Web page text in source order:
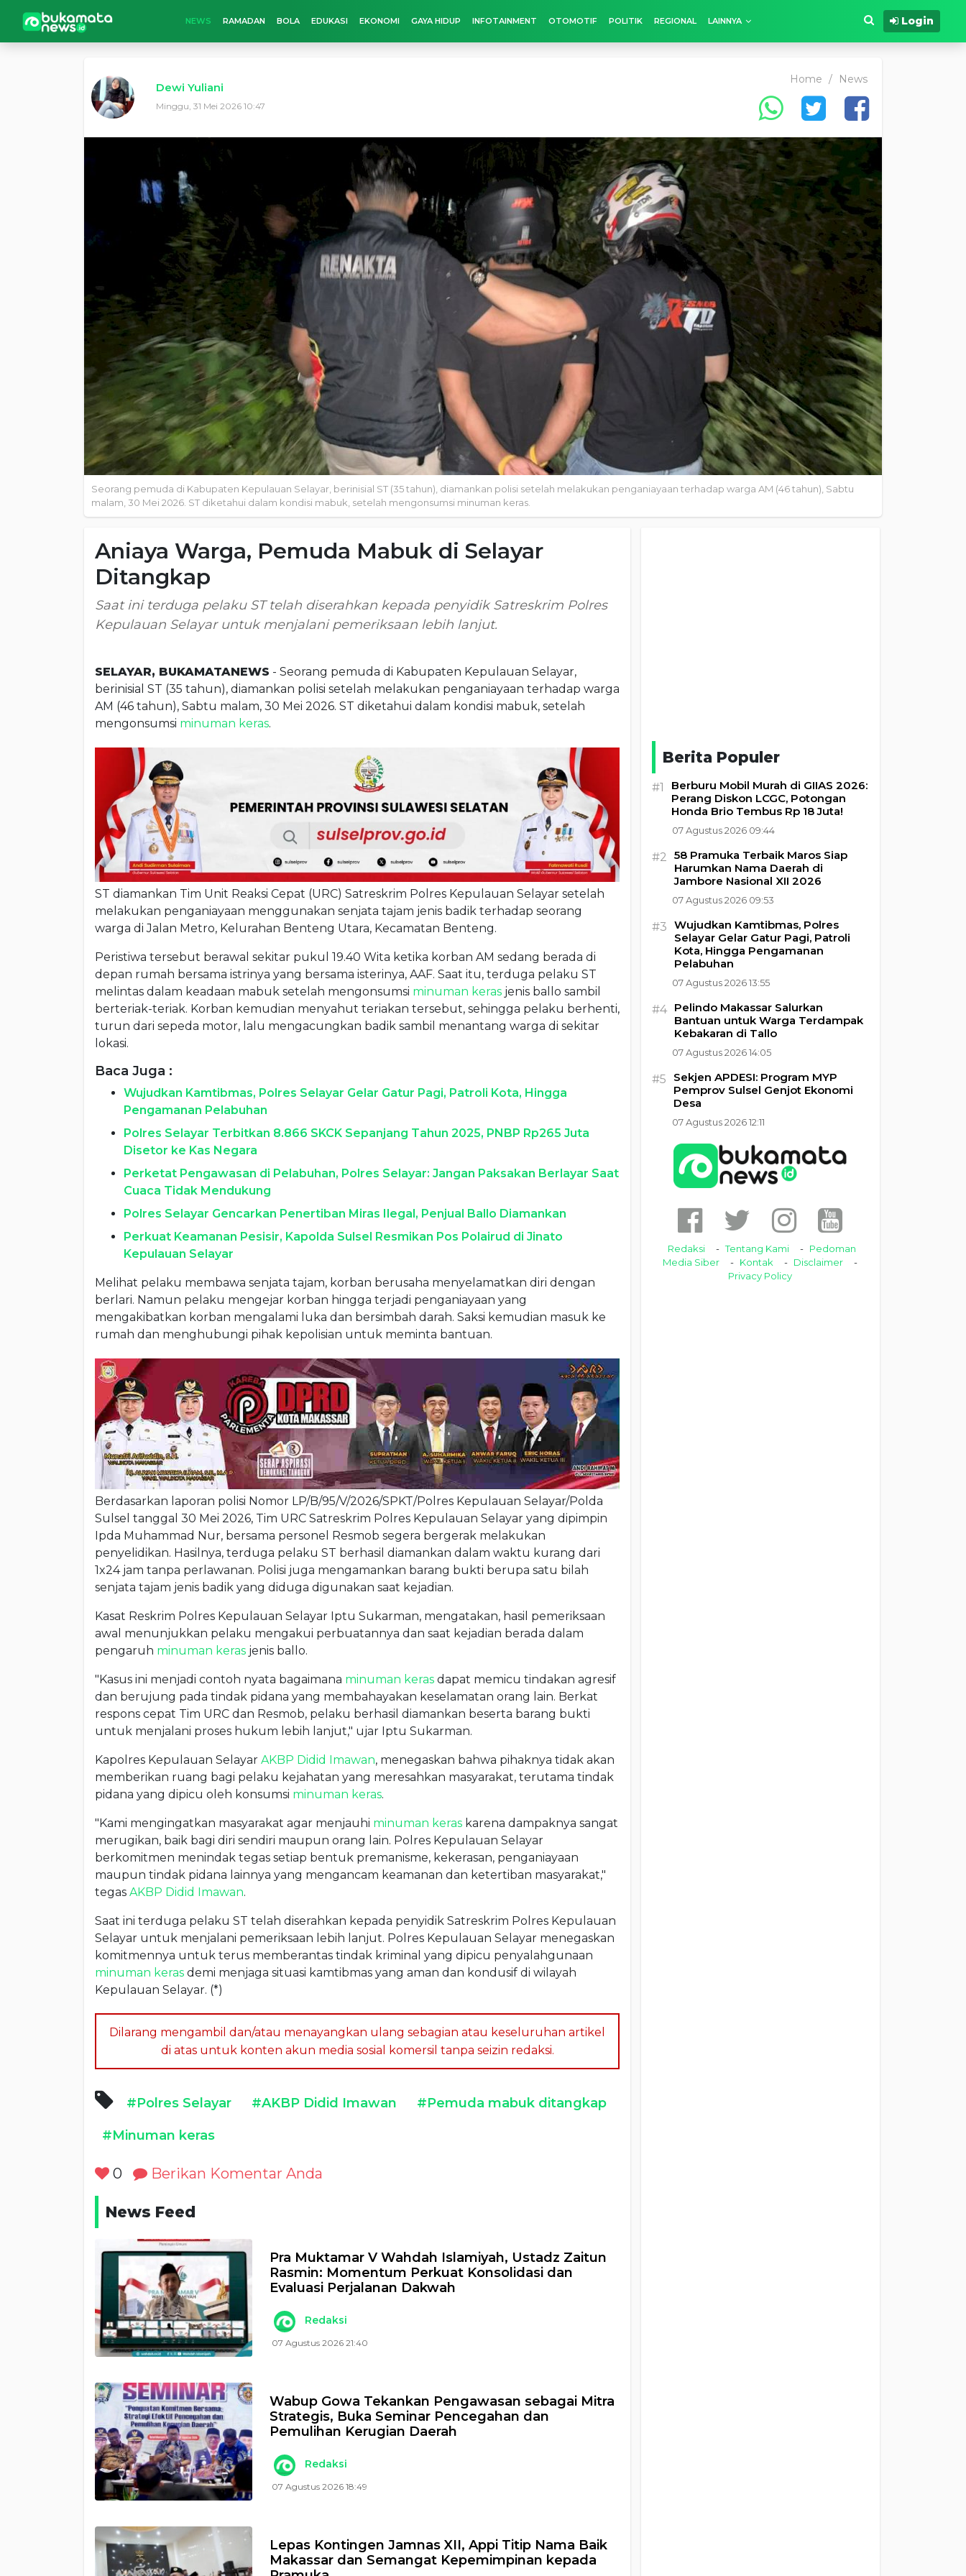
NEWS RAMADAN BOLA EDUKASI EKONOMI GAYA HIDUP INFOTAINMENT OTOMOTIF POLITIK REGIONAL LAINNYA Login
Dewi Yuliani
Minggu, 31 Mei 2026 10:47
Home / News
Seorang pemuda di Kabupaten Kepulauan Selayar, berinisial ST (35 tahun), diamankan polisi setelah melakukan penganiayaan terhadap warga AM (46 tahun), Sabtu
malam, 30 Mei 2026. ST diketahui dalam kondisi mabuk, setelah mengonsumsi minuman keras.
Aniaya Warga, Pemuda Mabuk di Selayar
Ditangkap
Saat ini terduga pelaku ST telah diserahkan kepada penyidik Satreskrim Polres
Kepulauan Selayar untuk menjalani pemeriksaan lebih lanjut.
SELAYAR, BUKAMATANEWS - Seorang pemuda di Kabupaten Kepulauan Selayar,
berinisial ST (35 tahun), diamankan polisi setelah melakukan penganiayaan terhadap warga
AM (46 tahun), Sabtu malam, 30 Mei 2026. ST diketahui dalam kondisi mabuk, setelah
mengonsumsi minuman keras.
ST diamankan Tim Unit Reaksi Cepat (URC) Satreskrim Polres Kepulauan Selayar setelah
melakukan penganiayaan menggunakan senjata tajam jenis badik terhadap seorang
warga di Jalan Metro, Kelurahan Benteng Utara, Kecamatan Benteng.
Peristiwa tersebut berawal sekitar pukul 19.40 Wita ketika korban AM sedang berada di
depan rumah bersama istrinya yang bersama isterinya, AAF. Saat itu, terduga pelaku ST
melintas dalam keadaan mabuk setelah mengonsumsi minuman keras jenis ballo sambil
berteriak-teriak. Korban kemudian menyahut teriakan tersebut, sehingga pelaku berhenti,
turun dari sepeda motor, lalu mengacungkan badik sambil menantang warga di sekitar
lokasi.
Baca Juga :
Wujudkan Kamtibmas, Polres Selayar Gelar Gatur Pagi, Patroli Kota, Hingga
Pengamanan Pelabuhan
Polres Selayar Terbitkan 8.866 SKCK Sepanjang Tahun 2025, PNBP Rp265 Juta
Disetor ke Kas Negara
Perketat Pengawasan di Pelabuhan, Polres Selayar: Jangan Paksakan Berlayar Saat
Cuaca Tidak Mendukung
Polres Selayar Gencarkan Penertiban Miras Ilegal, Penjual Ballo Diamankan
Perkuat Keamanan Pesisir, Kapolda Sulsel Resmikan Pos Polairud di Jinato
Kepulauan Selayar
Melihat pelaku membawa senjata tajam, korban berusaha menyelamatkan diri dengan
berlari. Namun pelaku mengejar korban hingga terjadi penganiayaan yang
mengakibatkan korban mengalami luka dan bersimbah darah. Saksi kemudian masuk ke
rumah dan menghubungi pihak kepolisian untuk meminta bantuan.
Berdasarkan laporan polisi Nomor LP/B/95/V/2026/SPKT/Polres Kepulauan Selayar/Polda
Sulsel tanggal 30 Mei 2026, Tim URC Satreskrim Polres Kepulauan Selayar yang dipimpin
Ipda Muhammad Nur, bersama personel Resmob segera bergerak melakukan
penyelidikan. Hasilnya, terduga pelaku ST berhasil diamankan dalam waktu kurang dari
1x24 jam tanpa perlawanan. Polisi juga mengamankan barang bukti berupa satu bilah
senjata tajam jenis badik yang diduga digunakan saat kejadian.
Kasat Reskrim Polres Kepulauan Selayar Iptu Sukarman, mengatakan, hasil pemeriksaan
awal menunjukkan pelaku mengakui perbuatannya dan saat kejadian berada dalam
pengaruh minuman keras jenis ballo.
"Kasus ini menjadi contoh nyata bagaimana minuman keras dapat memicu tindakan agresif
dan berujung pada tindak pidana yang membahayakan keselamatan orang lain. Berkat
respons cepat Tim URC dan Resmob, pelaku berhasil diamankan beserta barang bukti
untuk menjalani proses hukum lebih lanjut," ujar Iptu Sukarman.
Kapolres Kepulauan Selayar AKBP Didid Imawan, menegaskan bahwa pihaknya tidak akan
memberikan ruang bagi pelaku kejahatan yang meresahkan masyarakat, terutama tindak
pidana yang dipicu oleh konsumsi minuman keras.
"Kami mengingatkan masyarakat agar menjauhi minuman keras karena dampaknya sangat
merugikan, baik bagi diri sendiri maupun orang lain. Polres Kepulauan Selayar
berkomitmen menindak tegas setiap bentuk premanisme, kekerasan, penganiayaan
maupun tindak pidana lainnya yang mengancam keamanan dan ketertiban masyarakat,"
tegas AKBP Didid Imawan.
Saat ini terduga pelaku ST telah diserahkan kepada penyidik Satreskrim Polres Kepulauan
Selayar untuk menjalani pemeriksaan lebih lanjut. Polres Kepulauan Selayar menegaskan
komitmennya untuk terus memberantas tindak kriminal yang dipicu penyalahgunaan
minuman keras demi menjaga situasi kamtibmas yang aman dan kondusif di wilayah
Kepulauan Selayar. (*)
Dilarang mengambil dan/atau menayangkan ulang sebagian atau keseluruhan artikel
di atas untuk konten akun media sosial komersil tanpa seizin redaksi.
#Polres Selayar #AKBP Didid Imawan #Pemuda mabuk ditangkap
#Minuman keras
0 Berikan Komentar Anda
News Feed
Pra Muktamar V Wahdah Islamiyah, Ustadz Zaitun
Rasmin: Momentum Perkuat Konsolidasi dan
Evaluasi Perjalanan Dakwah
Redaksi
07 Agustus 2026 21:40
Wabup Gowa Tekankan Pengawasan sebagai Mitra
Strategis, Buka Seminar Pencegahan dan
Pemulihan Kerugian Daerah
Redaksi
07 Agustus 2026 18:49
Lepas Kontingen Jamnas XII, Appi Titip Nama Baik
Makassar dan Semangat Kepemimpinan kepada
Berita Populer
#1
Berburu Mobil Murah di GIIAS 2026:
Perang Diskon LCGC, Potongan
Honda Brio Tembus Rp 18 Juta!
07 Agustus 2026 09:44
#2 58 Pramuka Terbaik Maros Siap
Harumkan Nama Daerah di
Jambore Nasional XII 2026
07 Agustus 2026 09:53
#3 Wujudkan Kamtibmas, Polres
Selayar Gelar Gatur Pagi, Patroli
Kota, Hingga Pengamanan
Pelabuhan
07 Agustus 2026 13:55
#4 Pelindo Makassar Salurkan
Bantuan untuk Warga Terdampak
Kebakaran di Tallo
07 Agustus 2026 14:05
#5
Sekjen APDESI: Program MYP
Pemprov Sulsel Genjot Ekonomi
Desa
07 Agustus 2026 12:11
Redaksi Tentang Kami
Pedoman
Media Siber
Kontak
Disclaimer
Privacy Policy